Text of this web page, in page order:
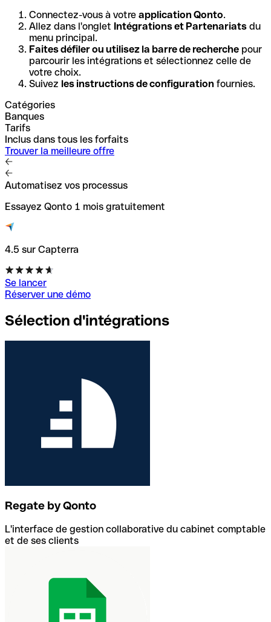
Connectez-vous à votre application Qonto.
Allez dans l'onglet Intégrations et Partenariats du
menu principal.
Faites défiler ou utilisez la barre de recherche pour
parcourir les intégrations et sélectionnez celle de
votre choix.
Suivez les instructions de configuration fournies.
Catégories
Banques
Tarifs
Inclus dans tous les forfaits
Trouver la meilleure offre
Automatisez vos processus
Essayez Qonto 1 mois gratuitement
4.5 sur Capterra
Se lancer
Réserver une démo
Sélection d'intégrations
Regate by Qonto
L'interface de gestion collaborative du cabinet comptable
et de ses clients